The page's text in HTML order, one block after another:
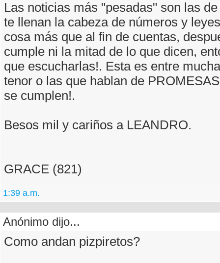
Las noticias más "pesadas" son las
te llenan la cabeza de números y
cosa más que al fin de cuentas,
cumple ni la mitad de lo que dicen,
que escucharlas!. Esta es entre
tenor o las que hablan de
se cumplen!.
Besos mil y cariños a LEANDRO.
GRACE (821)
1:39 a.m.
Anónimo dijo...
Como andan pizpiretos?